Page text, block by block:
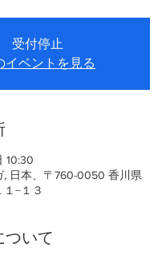
受付停止
イベントを見る
10:30
, 日本、〒760-0050 香川県
−１３
ついて